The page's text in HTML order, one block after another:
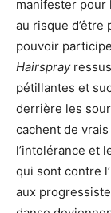
manifester pour
au risque
pouvoir
Hairspray
pétillantes et
derrière les
cachent de
l’intolérance et
qui sont contre
aux